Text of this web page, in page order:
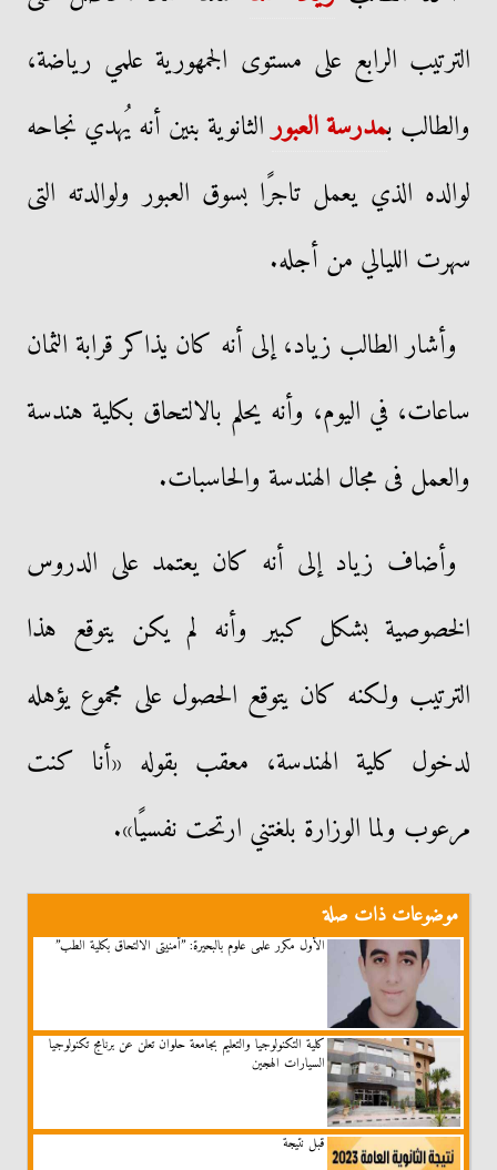
الترتيب الرابع على مستوى الجمهورية علمي رياضة،
والطالب بمدرسة العبورالثانوية بنين أنه يُهدي نجاحه
لوالده الذي يعمل تاجرًا بسوق العبور ولوالدته التى
سهرت الليالي من أجله.
وأشار الطالب زياد، إلى أنه كان يذاكر قرابة الثمان
ساعات، في اليوم، وأنه يحلم بالالتحاق بكلية هندسة
والعمل فى مجال الهندسة والحاسبات.
وأضاف زياد إلى أنه كان يعتمد على الدروس
الخصوصية بشكل كبير وأنه لم يكن يتوقع هذا
الترتيب ولكنه كان يتوقع الحصول على مجموع يؤهله
لدخول كلية الهندسة، معقب بقوله «أنا كنت
مرعوب ولما الوزارة بلغتني ارتحت نفسيًا».
موضوعات ذات صلة
الأول مكرر علمى علوم بالبحيرة: ”أمنيتى الالتحاق بكلية الطب”
كلية التكنولوجيا والتعليم بجامعة حلوان تعلن عن برنامج تكنولوجيا
السيارات الهجين
قبل نتيجة